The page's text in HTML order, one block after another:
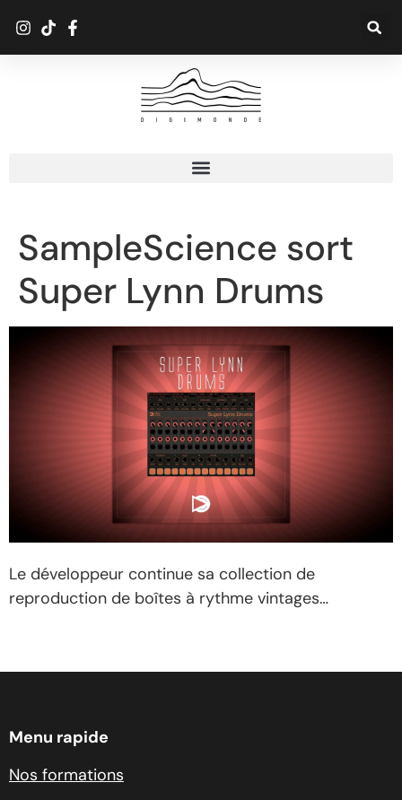
SampleScience sort
Super Lynn Drums
Le développeur continue sa collection de
reproduction de boîtes à rythme vintages…
Menu rapide
Nos formations